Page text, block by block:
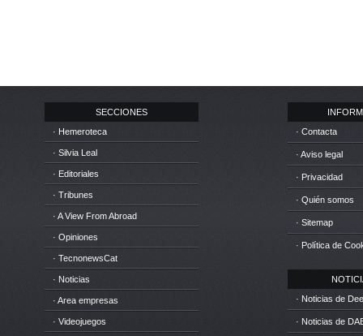
SECCIONES
· Hemeroteca
· Silvia Leal
· Editoriales
· Tribunes
· A View From Abroad
· Opiniones
· TecnonewsCat
· Noticias
· Area empresas
· Videojuegos
· Contacta
· Aviso legal
· Privacidad
· Quién somos
· Sitemap
· Política de
· Noticias de
· Noticias de